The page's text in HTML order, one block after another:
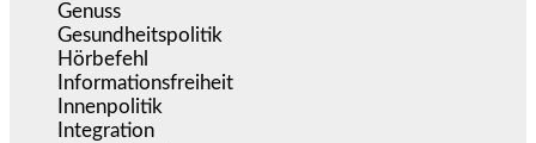
Genuss
Gesundheitspolitik
Hörbefehl
Informationsfreiheit
Innenpolitik
Integration